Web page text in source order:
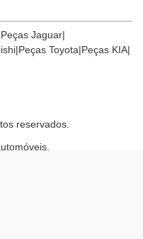
Peças Jaguar|
|Peças Toyota|Peças KIA|
reservados.